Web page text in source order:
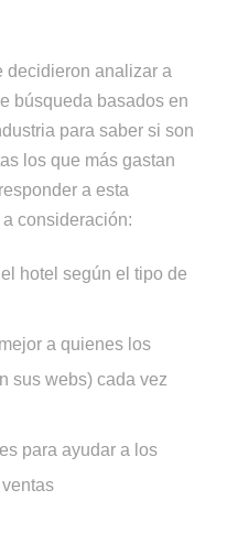
decidieron analizar a
búsqueda basados en
para saber si son
los que más gastan
a esta
consideración:
hotel según el tipo de
a quienes los
sus webs) cada vez
para ayudar a los